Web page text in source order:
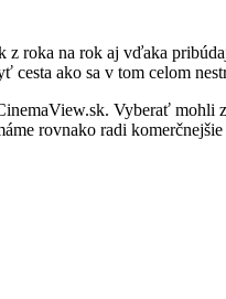
na rok aj vďaka
cesta ako sa v tom celom
Vyberať
rovnako radi